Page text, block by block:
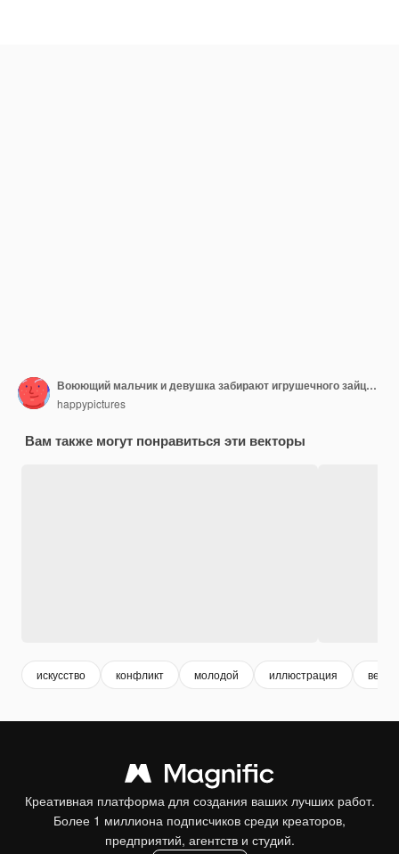
Воюющий мальчик и девушка забирают игрушечного зайца у плачущей девушки.
happypictures
Вам также могут понравиться эти векторы
искусство конфликт молодой иллюстрация
Креативная платформа для создания ваших лучших работ.
Более 1 миллиона подписчиков среди креаторов,
предприятий, агентств и студий.